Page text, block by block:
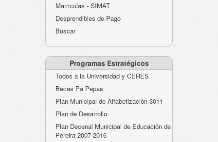
Evaluación desempeño
Humano-Cesantías
Matriculas - SIMAT
Desprendibles de Pago
Buscar
Programas Estratégicos
Todos a la Universidad y CERES
Becas Pa Pepas
Plan Municipal de Alfabetización 3011
Plan de Desarrollo
Plan Decenal Municipal de Educación de
Pereira 2007-2016